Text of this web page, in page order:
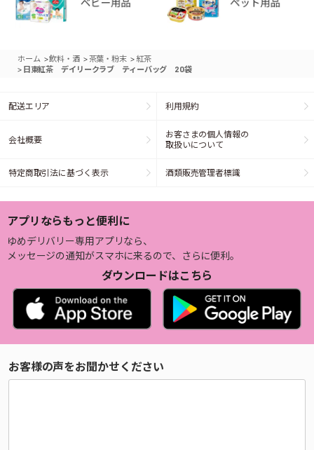
ホーム >飲料・酒 >茶葉・粉末 > 紅茶
> 日東紅茶 デイリークラブ ティーバッグ 20袋
配送エリア 利用規約
会社概要
お客さまの個人情報の
取扱いについて
特定商取引法に基づく表示 酒類販売管理者標識
アプリならもっと便利に
ゆめデリバリー専用アプリなら、
メッセージの通知がスマホに来るので、さらに便利。
ダウンロードはこちら
お客様の声をお聞かせください